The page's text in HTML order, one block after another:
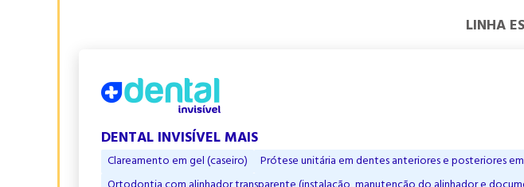
LINHA
DENTAL INVISÍVEL MAIS
Clareamento em gel (caseiro)
Prótese unitária em dentes anteriores e posteriores